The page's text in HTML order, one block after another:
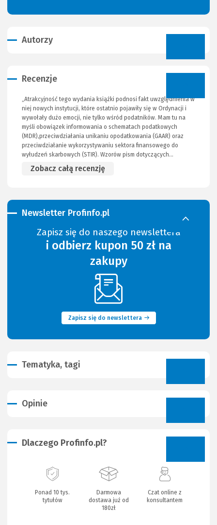
Autorzy
Newsletter Profinfo.pl
Zapisz się do naszego newslettera
i odbierz kupon 50 zł na
zakupy
Zapisz się do newslettera
(Nowe
okno)
Tematyka, tagi
Recenzje
„Atrakcyjność tego wydania książki podnosi fakt uwzględnienia w
niej nowych instytucji, które ostatnio pojawiły się w Ordynacji i
wywołały dużo emocji, nie tylko wśród podatników. Mam tu na
myśli obowiązek informowania o schematach podatkowych
(MDR),przeciwdziałania unikaniu opodatkowania (GAAR) oraz
przeciwdziałanie wykorzystywaniu sektora finansowego do
wyłudzeń skarbowych (STIR). Wzorów pism dotyczących...
Zobacz całą recenzję
Opinie
Dlaczego Profinfo.pl?
Ponad 10 tys.
tytułów
Darmowa
dostawa już od
180zł
Czat online z
konsultantem